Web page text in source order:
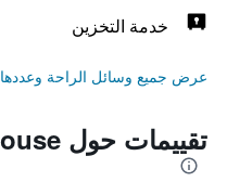
خدمة التخزين
عرض جميع وسائل الراحة وعددها 6
تقييمات حول Red Stone Guest House